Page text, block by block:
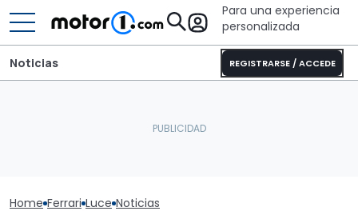
Para una experiencia
personalizada
REGISTRARSE / ACCEDE
Noticias
Home Ferrari Luce Noticias